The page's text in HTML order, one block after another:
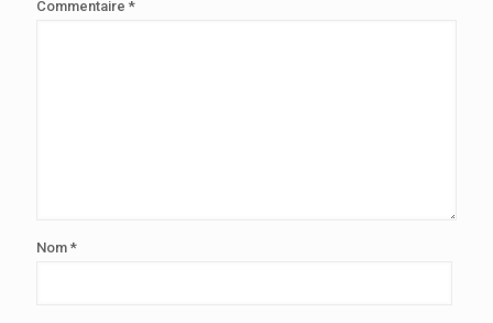
Commentaire *
Nom *